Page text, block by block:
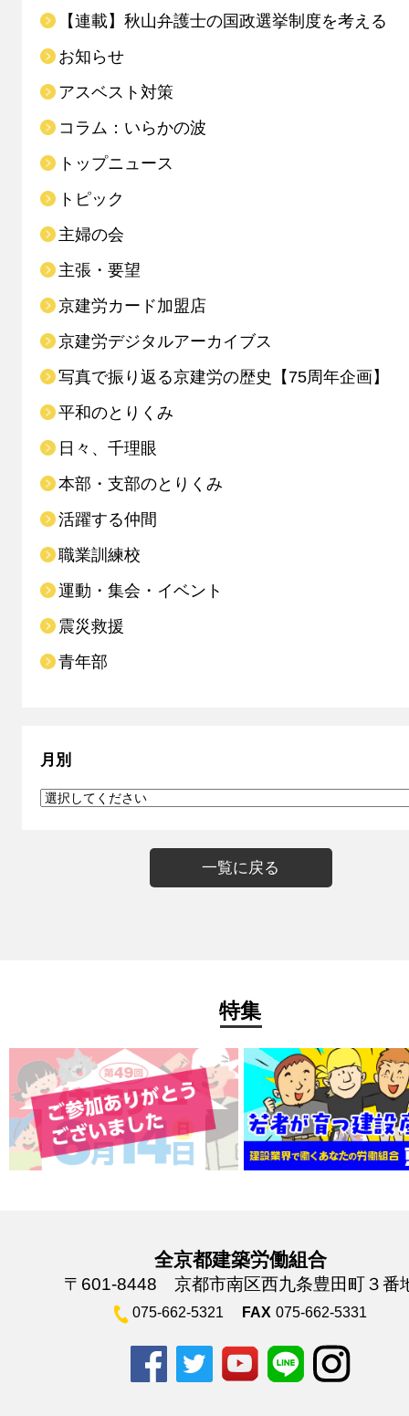
【連載】秋山弁護士の国政選挙制度を考える
お知らせ
アスベスト対策
コラム：いらかの波
トップニュース
トピック
主婦の会
主張・要望
京建労カード加盟店
京建労デジタルアーカイブス
写真で振り返る京建労の歴史【75周年企画】
平和のとりくみ
日々、千理眼
本部・支部のとりくみ
活躍する仲間
職業訓練校
運動・集会・イベント
震災救援
青年部
月別
一覧に戻る
特集
全京都建築労働組合
〒601-8448 京都市南区西九条豊田町３番
075-662-5321 FAX 075-662-5331